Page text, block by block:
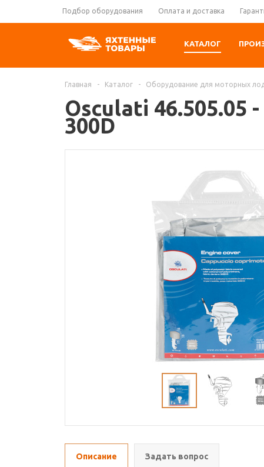
Подбор оборудования Оплата и доставка
КАТАЛОГ
Главная - Каталог - Оборудование для моторных
Osculati 46.505.05
300D
Описание Задать вопрос